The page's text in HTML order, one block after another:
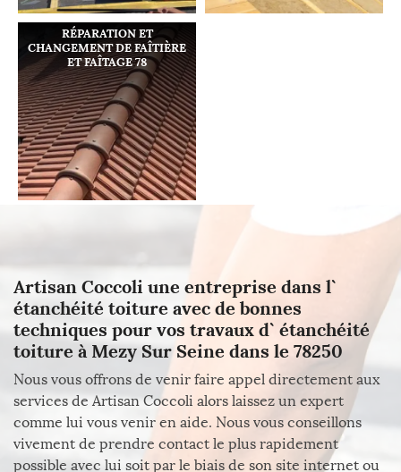
RÉPARATION ET
CHANGEMENT DE FAÎTIÈRE
ET FAÎTAGE 78
Artisan Coccoli une entreprise dans l`
étanchéité toiture avec de bonnes
techniques pour vos travaux d` étanchéité
toiture à Mezy Sur Seine dans le 78250
Nous vous offrons de venir faire appel directement aux
services de Artisan Coccoli alors laissez un expert
comme lui vous venir en aide. Nous vous conseillons
vivement de prendre contact le plus rapidement
possible avec lui soit par le biais de son site internet ou